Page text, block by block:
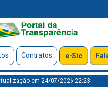
Contratos e-Sic
em 24/07/2026 22:23